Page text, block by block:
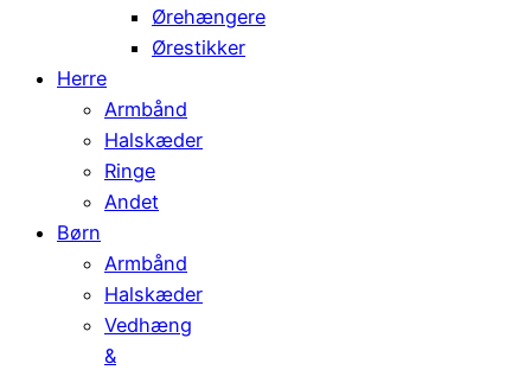
Ørehængere
Ørestikker
Herre
Armbånd
Halskæder
Ringe
Andet
Børn
Armbånd
Halskæder
Vedhæng
&